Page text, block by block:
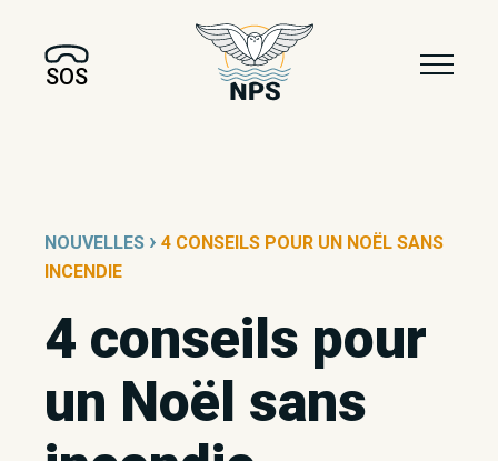
SOS
NOUVELLES › 4 CONSEILS POUR UN NOËL SANS
INCENDIE
4 conseils pour
un Noël sans